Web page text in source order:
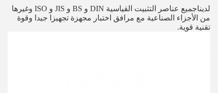
لدينا
جميع عناصر التثبيت القياسية DIN و BS و JIS و ISO وغيرها
من الأجزاء الصناعية مع مرافق اختبار مجهزة تجهيزا جيدا وقوة
تقنية قوية.